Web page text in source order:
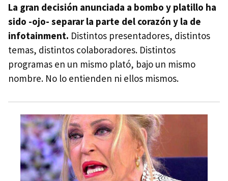
La gran decisión anunciada a bombo y platillo ha
sido -ojo- separar la parte del corazón y la de
infotainment. Distintos presentadores, distintos
temas, distintos colaboradores. Distintos
programas en un mismo plató, bajo un mismo
nombre. No lo entienden ni ellos mismos.